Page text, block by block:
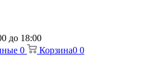
до 18:00
0 Корзина0 0